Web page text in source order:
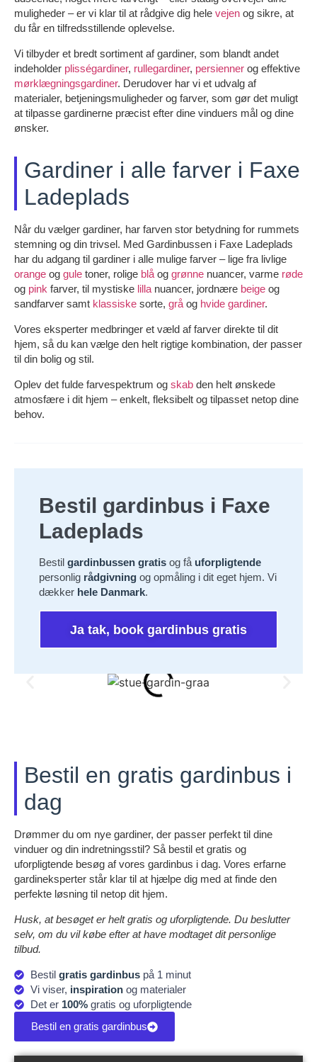
muligheder – er vi klar til at rådgive dig hele vejen og sikre, at
du får en tilfredsstillende oplevelse.
Vi tilbyder et bredt sortiment af gardiner, som blandt andet
indeholder plisségardiner, rullegardiner, persienner og effektive
mørklægningsgardiner. Derudover har vi et udvalg af
materialer, betjeningsmuligheder og farver, som gør det muligt
at tilpasse gardinerne præcist efter dine vinduers mål og dine
ønsker.
Gardiner i alle farver i Faxe
Ladeplads
Når du vælger gardiner, har farven stor betydning for rummets
stemning og din trivsel. Med Gardinbussen i Faxe Ladeplads
har du adgang til gardiner i alle mulige farver – lige fra livlige
orange og gule toner, rolige blå og grønne nuancer, varme røde
og pink farver, til mystiske lilla nuancer, jordnære beige og
sandfarver samt klassiske sorte, grå og hvide gardiner.
Vores eksperter medbringer et væld af farver direkte til dit
hjem, så du kan vælge den helt rigtige kombination, der passer
til din bolig og stil.
Oplev det fulde farvespektrum og skab den helt ønskede
atmosfære i dit hjem – enkelt, fleksibelt og tilpasset netop dine
behov.
Bestil gardinbus i Faxe
Ladeplads
Bestil gardinbussen gratis og få uforpligtende
personlig rådgivning og opmåling i dit eget hjem. Vi
dækker hele Danmark.
Ja tak, book gardinbus gratis
Bestil en gratis gardinbus i
dag
Drømmer du om nye gardiner, der passer perfekt til dine
vinduer og din indretningsstil? Så bestil et gratis og
uforpligtende besøg af vores gardinbus i dag. Vores erfarne
gardineksperter står klar til at hjælpe dig med at finde den
perfekte løsning til netop dit hjem.
Husk, at besøget er helt gratis og uforpligtende. Du beslutter
selv, om du vil købe efter at have modtaget dit personlige
tilbud.
Bestil gratis gardinbuspå 1 minut
Vi viser, inspirationog materialer
Det er 100%gratis og uforpligtende
Bestil en gratis gardinbus